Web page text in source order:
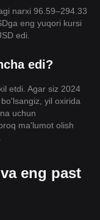
narxi 96.59–294.33
eng yuqori kursi
edi.
edi?
etdi. Agar siz 2024
yil oxirida
uchun
ma'lumot olish
eng past